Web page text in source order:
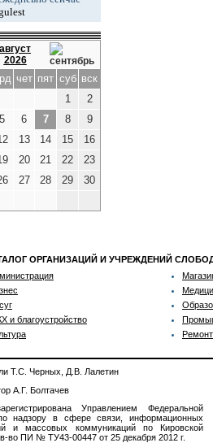
август
2026
чет пят суб вск
1
2
5 6 7 8
9
13 14 15
16
20 21 22
23
27 28 29
30
ОРГАНИЗАЦИЙ И УЧРЕЖДЕНИЙ
и благоустройство
Ремонт
Т.С. Черных, Д.В. Лалетин
А.Г. Болтачев
Управлением Федеральной
надзору в сфере связи, информационных
и массовых коммуникаций по Кировской
во ПИ № ТУ43-00447 от 25 декабря 2012 г.